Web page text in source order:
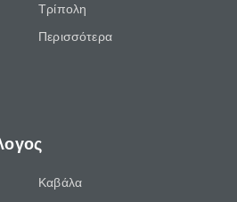
Τρίπολη
Περισσότερα
Καβάλα